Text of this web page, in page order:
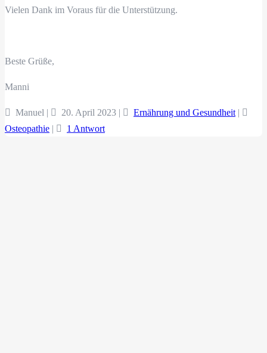
Vielen Dank im Voraus für die Unterstützung.
Beste Grüße,
Manni
Manuel | 20. April 2023 | Ernährung und Gesundheit|
Osteopathie | 1 Antwort